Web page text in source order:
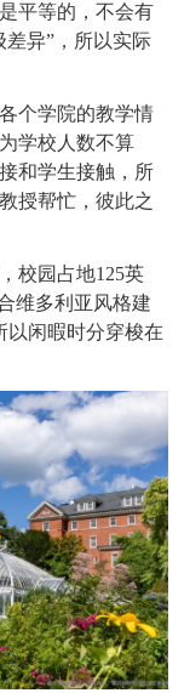
平等的，不会有
异”，所以实际
个学院的教学情
学校人数不算
和学生接触，所
授帮忙，彼此之
校园占地125英
维多利亚风格建
以闲暇时分穿梭在